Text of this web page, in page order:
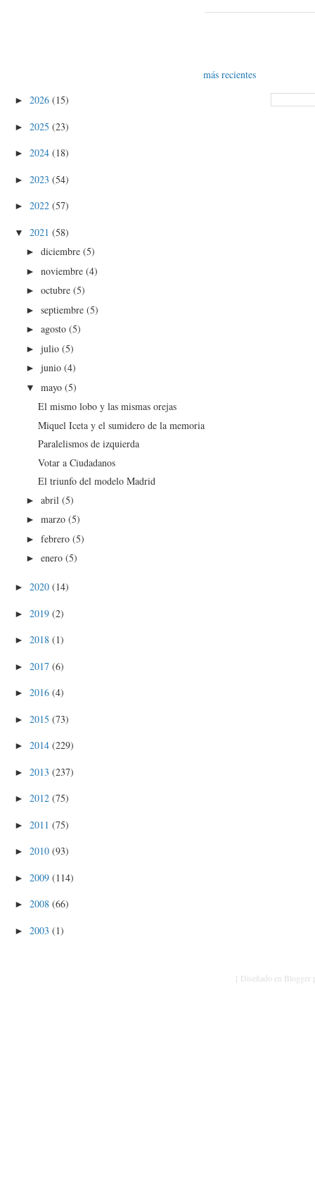
más recientes
► 2026 (15)
► 2025 (23)
► 2024 (18)
► 2023 (54)
► 2022 (57)
▼ 2021 (58)
►diciembre(5)
►noviembre(4)
►octubre(5)
►septiembre(5)
►agosto(5)
►julio(5)
►junio(4)
▼mayo(5)
El mismo lobo y las mismas orejas
Miquel Iceta y el sumidero de la memoria
Paralelismos de izquierda
Votar a Ciudadanos
El triunfo del modelo Madrid
►abril(5)
►marzo(5)
►febrero(5)
►enero(5)
► 2020 (14)
► 2019 (2)
► 2018 (1)
► 2017 (6)
► 2016 (4)
► 2015 (73)
► 2014 (229)
► 2013 (237)
► 2012 (75)
► 2011 (75)
► 2010 (93)
► 2009 (114)
► 2008 (66)
► 2003 (1)
[ Diseñado en Blogger